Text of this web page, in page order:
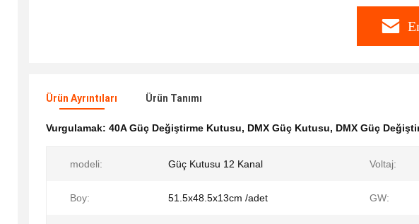
Ürün Ayrıntıları Ürün Tanımı
Vurgulamak: 40A Güç Değiştirme Kutusu, DMX Güç Kutusu, DMX Güç
modeli: Güç Kutusu 12 Kanal Voltaj:
Boy: 51.5x48.5x13cm /adet GW: